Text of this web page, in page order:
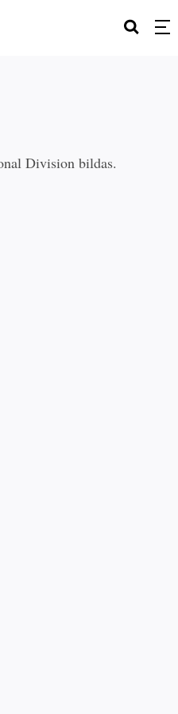
Division bildas.